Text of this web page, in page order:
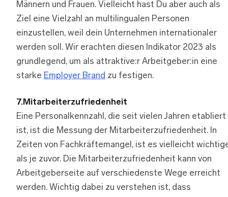
Männern und Frauen. Vielleicht hast Du aber auch als
Ziel eine Vielzahl an multilingualen Personen
einzustellen, weil dein Unternehmen internationaler
werden soll. Wir erachten diesen Indikator 2023 als
grundlegend, um als attraktive:r Arbeitgeber:in eine
starke Employer Brand zu festigen.
7.Mitarbeiterzufriedenheit
Eine Personalkennzahl, die seit vielen Jahren etabliert
ist, ist die Messung der Mitarbeiterzufriedenheit. In
Zeiten von Fachkräftemangel, ist es vielleicht
als je zuvor. Die Mitarbeiterzufriedenheit kann von
Arbeitgeberseite auf verschiedenste Wege erreicht
werden. Wichtig dabei zu verstehen ist, dass